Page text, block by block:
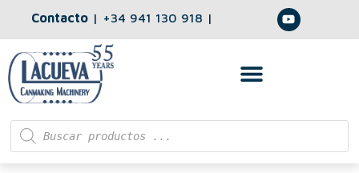
Contacto | +34 941 130 918 |